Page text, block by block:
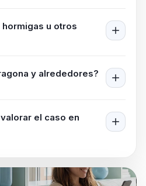
u otros
y alrededores?
el caso en